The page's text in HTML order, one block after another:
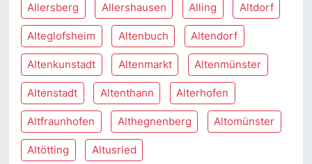
Allersberg Allershausen Alling Altdorf
Alteglofsheim Altenbuch Altendorf
Altenkunstadt Altenmarkt Altenmünster
Altenstadt Altenthann Alterhofen
Altfraunhofen Althegnenberg Altomünster
Altötting Altusried